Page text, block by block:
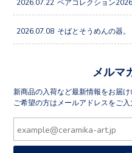
ご希望の方はメールアドレスをご入